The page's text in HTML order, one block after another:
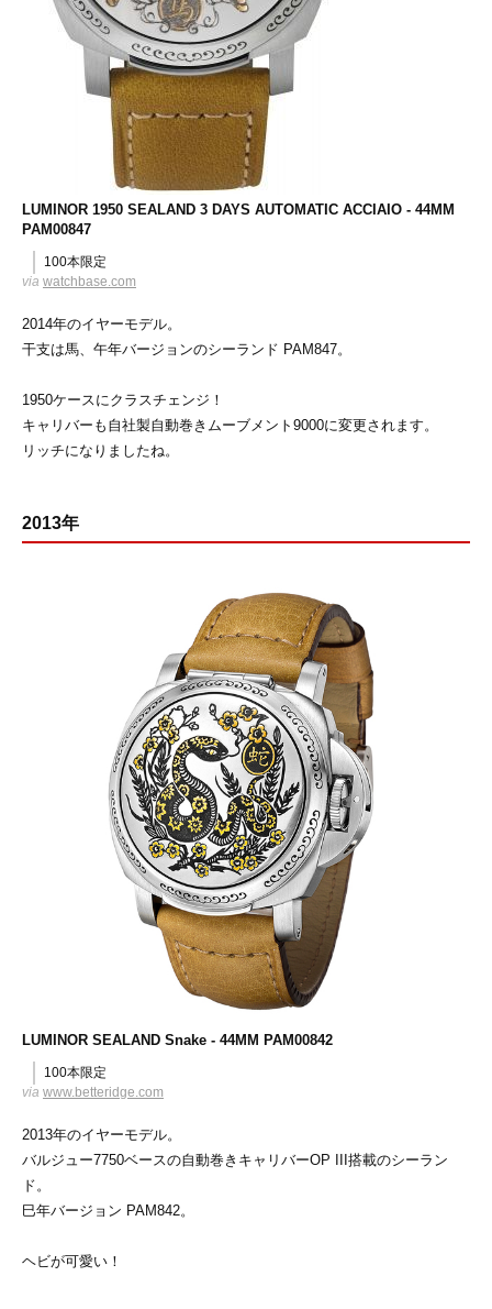
LUMINOR 1950 SEALAND 3 DAYS AUTOMATIC ACCIAIO - 44MM
PAM00847
100本限定
via watchbase.com
2014年のイヤーモデル。
干支は馬、午年バージョンのシーランド PAM847。
1950ケースにクラスチェンジ！
キャリバーも自社製自動巻きムーブメント9000に変更されます。
リッチになりましたね。
2013年
LUMINOR SEALAND Snake - 44MM PAM00842
100本限定
via www.betteridge.com
2013年のイヤーモデル。
バルジュー7750ベースの自動巻きキャリバーOP III搭載のシーラン
ド。
巳年バージョン PAM842。
ヘビが可愛い！